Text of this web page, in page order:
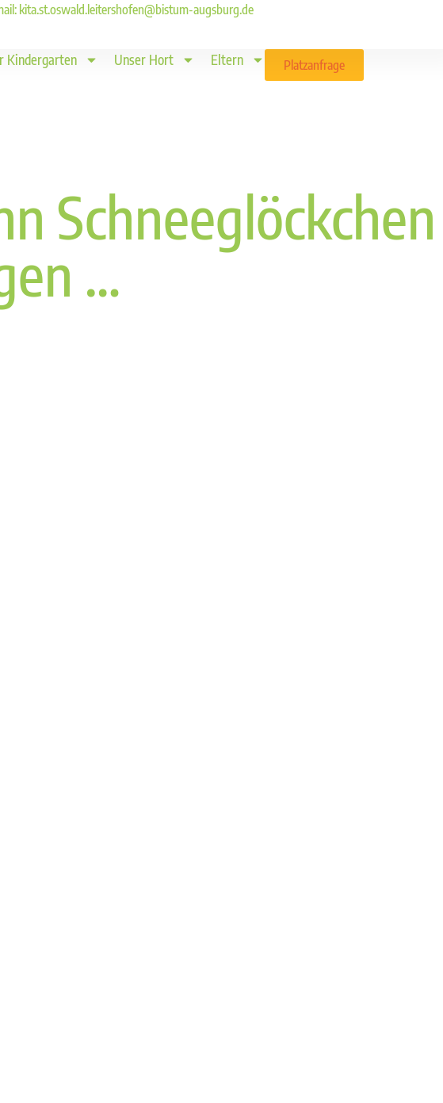
kita.st.oswald.leitershofen@bistum-augsburg.de
Kindergarten Unser Hort Eltern Platzanfrage
Schneeglöckchen
…